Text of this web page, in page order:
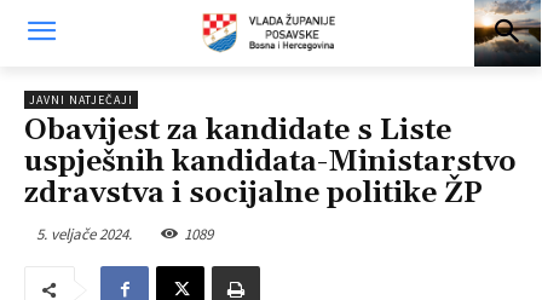
JAVNI NATJEČAJI
Obavijest za kandidate s Liste
uspješnih kandidata-Ministarstvo
zdravstva i socijalne politike ŽP
5. veljače 2024. 1089